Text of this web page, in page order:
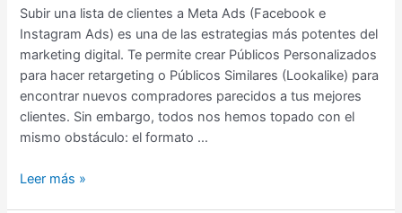
Subir una lista de clientes a Meta Ads (Facebook e
Instagram Ads) es una de las estrategias más potentes del
marketing digital. Te permite crear Públicos Personalizados
para hacer retargeting o Públicos Similares (Lookalike) para
encontrar nuevos compradores parecidos a tus mejores
clientes. Sin embargo, todos nos hemos topado con el
mismo obstáculo: el formato …
Leer más »